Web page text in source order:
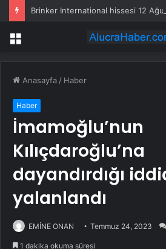
Menü
Anasayfa / Haber
Haber
İmamoğlu’nun
Kılıçdaroğlu’na
dayandırdığı
yalanlandı
EMİNE ONAN Temmuz 24, 2023
1 dakika okuma süresi